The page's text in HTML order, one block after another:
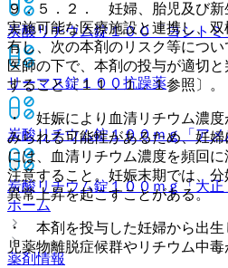
炭酸リチウム錠１００「ヨシトミ
リーマス錠１００抗躁薬
炭酸リチウム錠１００ｍｇ「アメ
炭酸リチウム錠１００ｍｇ「大正
ホーム
薬剤情報
９．５．２． 妊婦、胎児及び新
実施可能な医療施設と連携し、
有し、次の本剤のリスク等につ
医師の下で、本剤の投与が適切
すること〔１１．１．１参照〕。
・ 妊娠により血清リチウム濃度
みられる可能性があるため、妊
には、血清リチウム濃度を頻回
注意すること。妊娠末期では、
異常上昇を起こすことがある。
・ 本剤を投与した妊婦から出
児薬物離脱症候群やリチウム中毒